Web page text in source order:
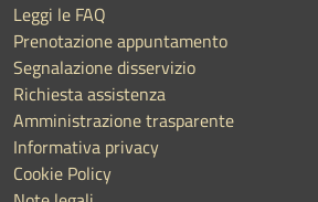
Leggi le FAQ
Prenotazione appuntamento
Segnalazione disservizio
Richiesta assistenza
Amministrazione trasparente
Informativa privacy
Cookie Policy